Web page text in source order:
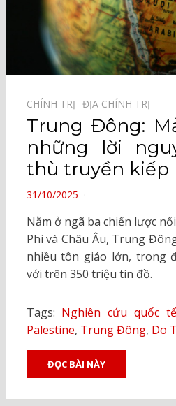
CHÍNH TRỊ⠀ ĐỊA CHÍNH TRỊ⠀
Trung Đông:
những lời
thù truyền kiếp
POSTED
31/10/2025
Nằm ở ngã ba chiến lược
Phi và Châu Âu, Trung
nhiều tôn giáo lớn, trong
với trên 350 triệu tín đồ.
Tags: Nghiên cứu quốc tế
Palestine, Trung Đông, Do
ĐỌC BÀI NÀY